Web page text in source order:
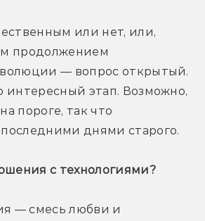
или нет, или,
продолжением
— вопрос открытый.
интересный этап. Возможно,
пороге, так что
днями старого.
с технологиями?
— смесь любви и